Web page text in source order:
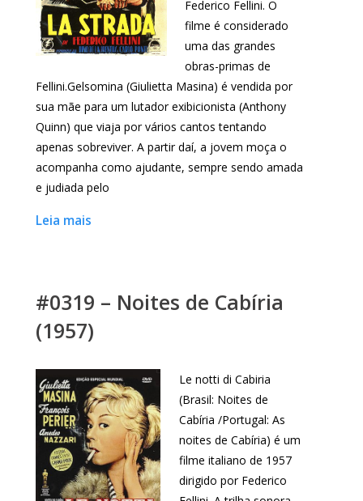
Federico Fellini. O
filme é considerado
uma das grandes
obras-primas de
Fellini.Gelsomina (Giulietta Masina) é vendida por
sua mãe para um lutador exibicionista (Anthony
Quinn) que viaja por vários cantos tentando
apenas sobreviver. A partir daí, a jovem moça o
acompanha como ajudante, sempre sendo amada
e judiada pelo
Leia mais
#0319 – Noites de Cabíria
(1957)
Le notti di Cabiria
(Brasil: Noites de
Cabíria /Portugal: As
noites de Cabíria) é um
filme italiano de 1957
dirigido por Federico